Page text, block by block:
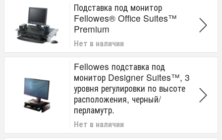
Подставка под монитор
Fellowes® Office Suites™
Premium
Нет в наличии
Fellowes подставка под
монитор Designer Suites™, 3
уровня регулировки по высоте
расположения, черный/
перламутр.
Нет в наличии